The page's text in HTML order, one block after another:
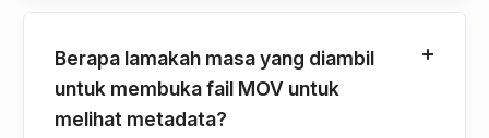
Berapa lamakah masa yang diambil
untuk membuka fail MOV untuk
melihat metadata?